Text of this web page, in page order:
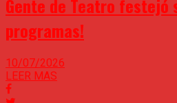
Gente de Teatro festejó
programas!
10/07/2026
LEER MAS